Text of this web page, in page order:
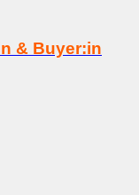
& Buyer:in